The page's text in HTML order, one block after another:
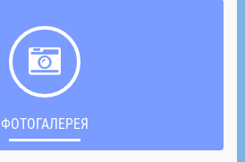
ФОТОГАЛЕРЕЯ